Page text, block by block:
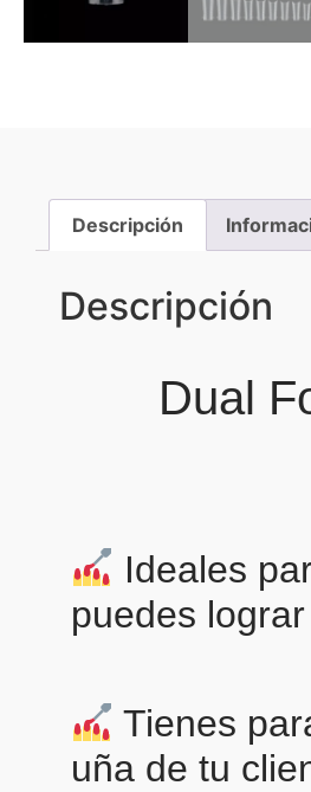
Descripción
Descripción
Dual
Ideales
puedes
Tienes
uña de tu